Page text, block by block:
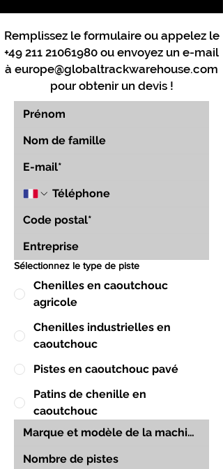
Remplissez le formulaire ou appelez le
+49 211 21061980 ou envoyez un e-mail
à europe@globaltrackwarehouse.com
pour obtenir un devis !
Sélectionnez le type de piste
Chenilles en caoutchouc
agricole
Chenilles industrielles en
caoutchouc
Pistes en caoutchouc pavé
Patins de chenille en
caoutchouc